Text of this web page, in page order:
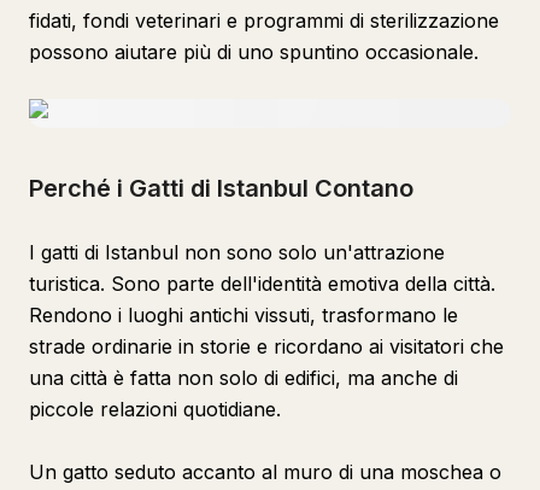
fidati, fondi veterinari e programmi di sterilizzazione
possono aiutare più di uno spuntino occasionale.
Perché i Gatti di Istanbul Contano
I gatti di Istanbul non sono solo un'attrazione
turistica. Sono parte dell'identità emotiva della città.
Rendono i luoghi antichi vissuti, trasformano le
strade ordinarie in storie e ricordano ai visitatori che
una città è fatta non solo di edifici, ma anche di
piccole relazioni quotidiane.
Un gatto seduto accanto al muro di una moschea o